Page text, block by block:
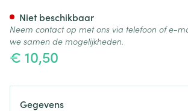
€ 10,50
Niet beschikbaar
Neem contact op met ons via telefoon of e-
we samen de mogelijkheden.
Gegevens